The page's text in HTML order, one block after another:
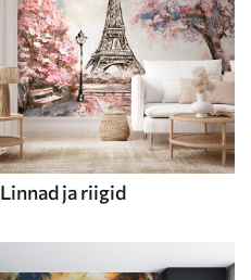
Linnad ja riigid